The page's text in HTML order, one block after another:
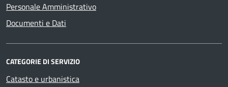
Personale Amministrativo
Documenti e Dati
CATEGORIE DI SERVIZIO
Catasto e urbanistica